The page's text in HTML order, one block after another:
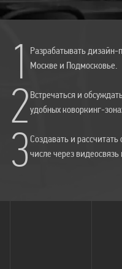
1
Разрабатывать
Москве и Подмосковье.
2 Встречаться и
удобных коворкинг-
3 Создавать и рассчитать
числе через